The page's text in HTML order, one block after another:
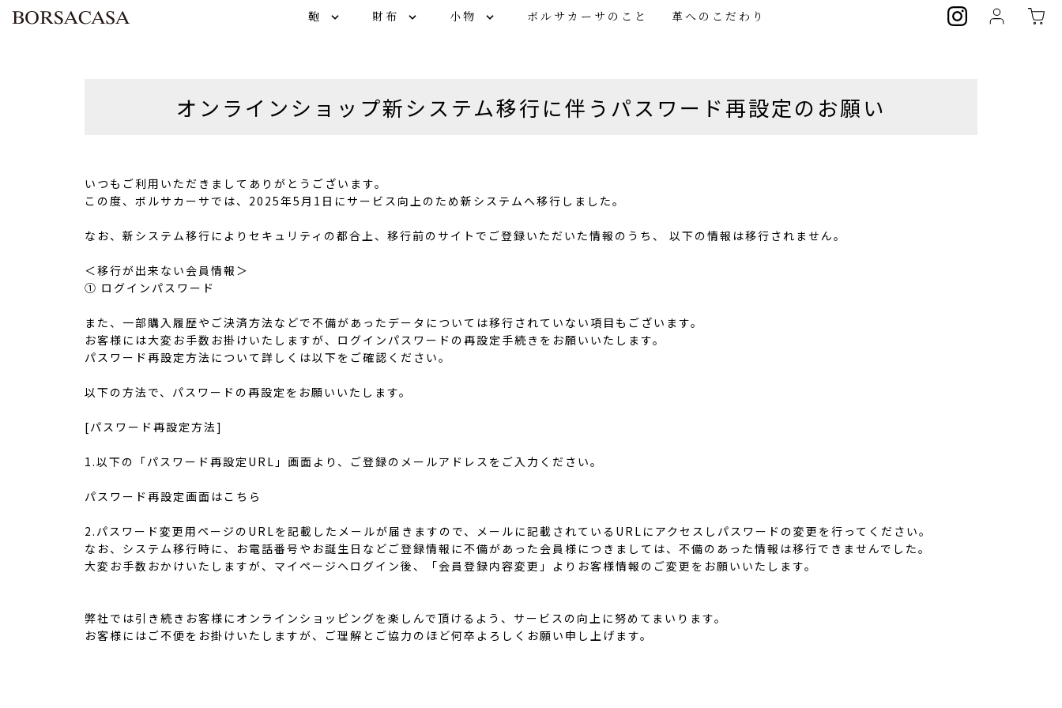
鞄 財布 小物 ボルサカーサのこと 革へのこだわり
オンラインショップ新システム移行に伴う パスワード再設定のお願い
いつもご利用いただきましてありがとうございます。
この度、ボルサカーサでは、2025年5月1日にサービス向上のため新システムへ移行しました。
なお、新システム移行によりセキュリティの都合上、移行前のサイトでご登録いただいた情報のうち、 以下の情報は移行されません。
＜移行が出来ない会員情報＞
① ログインパスワード
また、一部購入履歴やご決済方法などで不備があったデータについては移行されていない項目もございます。
お客様には大変お手数お掛けいたしますが、ログインパスワードの再設定手続きをお願いいたします。
パスワード再設定方法について詳しくは以下をご確認ください。
以下の方法で、パスワードの再設定をお願いいたします。
[パスワード再設定方法]
1.以下の「パスワード再設定URL」画面より、ご登録のメールアドレスをご入力ください。
パスワード再設定画面はこちら
2.パスワード変更用ページのURLを記載したメールが届きますので、メールに記載されているURLにアクセスしパスワードの変更を行ってください。
なお、システム移行時に、お電話番号やお誕生日などご登録情報に不備があった会員様につきましては、不備のあった情報は移行できませんでした。
大変お手数おかけいたしますが、マイページへログイン後、「会員登録内容変更」よりお客様情報のご変更をお願いいたします。
弊社では引き続きお客様にオンラインショッピングを楽しんで頂けるよう、サービスの向上に努めてまいります。
お客様にはご不便をお掛けいたしますが、ご理解とご協力のほど何卒よろしくお願い申し上げます。